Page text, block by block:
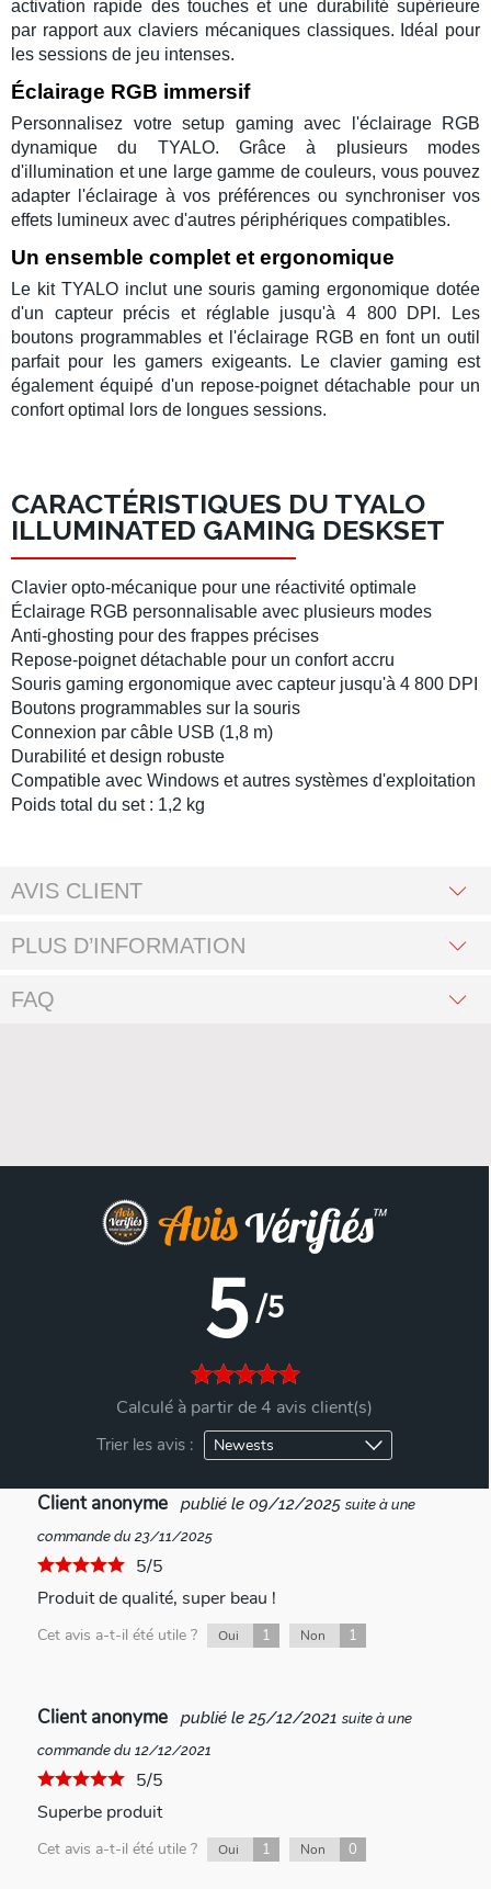
activation rapide des touches et une durabilité supérieure
par rapport auxclaviers mécaniquesclassiques. Idéal pour
les sessions de jeu intenses.
Éclairage RGB immersif
Personnalisez votre setup gaming avec l'éclairage
RGB
dynamique du TYALO. Grâce à plusieurs modes
d'illumination et une large gamme de couleurs, vous pouvez
adapter l'éclairage à vos préférences ou synchroniser vos
effets lumineux avec d'autres périphériques compatibles.
Un ensemble complet et ergonomique
Le kit TYALOinclut unesouris gaming ergonomique dotée
d'un capteur précis et réglable jusqu'à 4 800 DPI. Les
boutons programmables et l'éclairage RGB en font un outil
parfait pour les gamersexigeants. Le clavier gaming est
également équipé d'un repose-poignet détachable pour un
confort optimal lors de longues sessions.
CARACTÉRISTIQUES DU TYALO
ILLUMINATED GAMING DESKSET
Clavier opto-mécanique pour une réactivité optimale
Éclairage RGB personnalisable avec plusieurs modes
Anti-ghosting pour des frappes précises
Repose-poignetdétachable pour un confort accru
Souris gaming ergonomique avec capteur jusqu'à 4 800 DPI
Boutons programmables sur la souris
Connexion par câble USB (1,8 m)
Durabilité et design robuste
Compatible avec Windows et autres systèmes d'exploitation
Poids total du set : 1,2 kg
AVIS CLIENT
PLUS D’INFORMATION
FAQ
5/5
Calculé à partir de 4 avis client(s)
Trier les avis :
Client anonyme publié le 09/12/2025 suite à une
commande du 23/11/2025
5/5
Produit de qualité, super beau !
Cet avis a-t-il été utile ? Oui 1 Non 1
Client anonyme publié le 25/12/2021 suite à une
commande du 12/12/2021
5/5
Superbe produit
Cet avis a-t-il été utile ? Oui 1 Non 0